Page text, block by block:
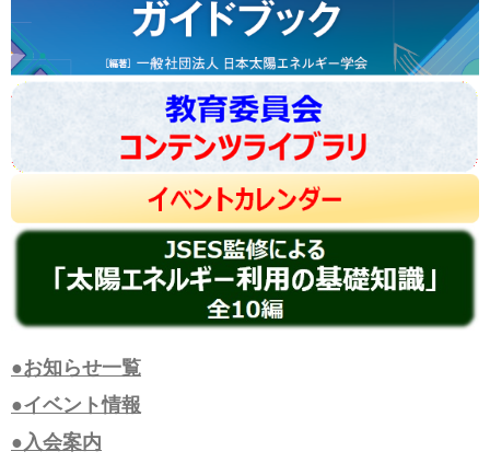
●お知らせ一覧
●イベント情報
●入会案内